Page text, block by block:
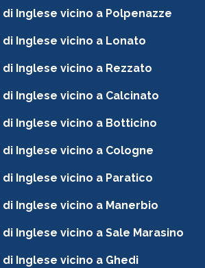
Inglese vicino a Polpenazze
Inglese vicino a Lonato
Inglese vicino a Rezzato
Inglese vicino a Calcinato
Inglese vicino a Botticino
Inglese vicino a Cologne
Inglese vicino a Paratico
Inglese vicino a Manerbio
Inglese vicino a Sale Marasino
Inglese vicino a Ghedi